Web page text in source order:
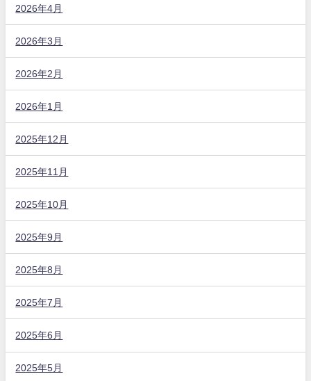
2026年4月
2026年3月
2026年2月
2026年1月
2025年12月
2025年11月
2025年10月
2025年9月
2025年8月
2025年7月
2025年6月
2025年5月